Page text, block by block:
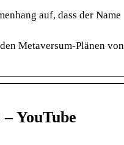
auf, dass der Name
Metaversum-Plänen von
YouTube